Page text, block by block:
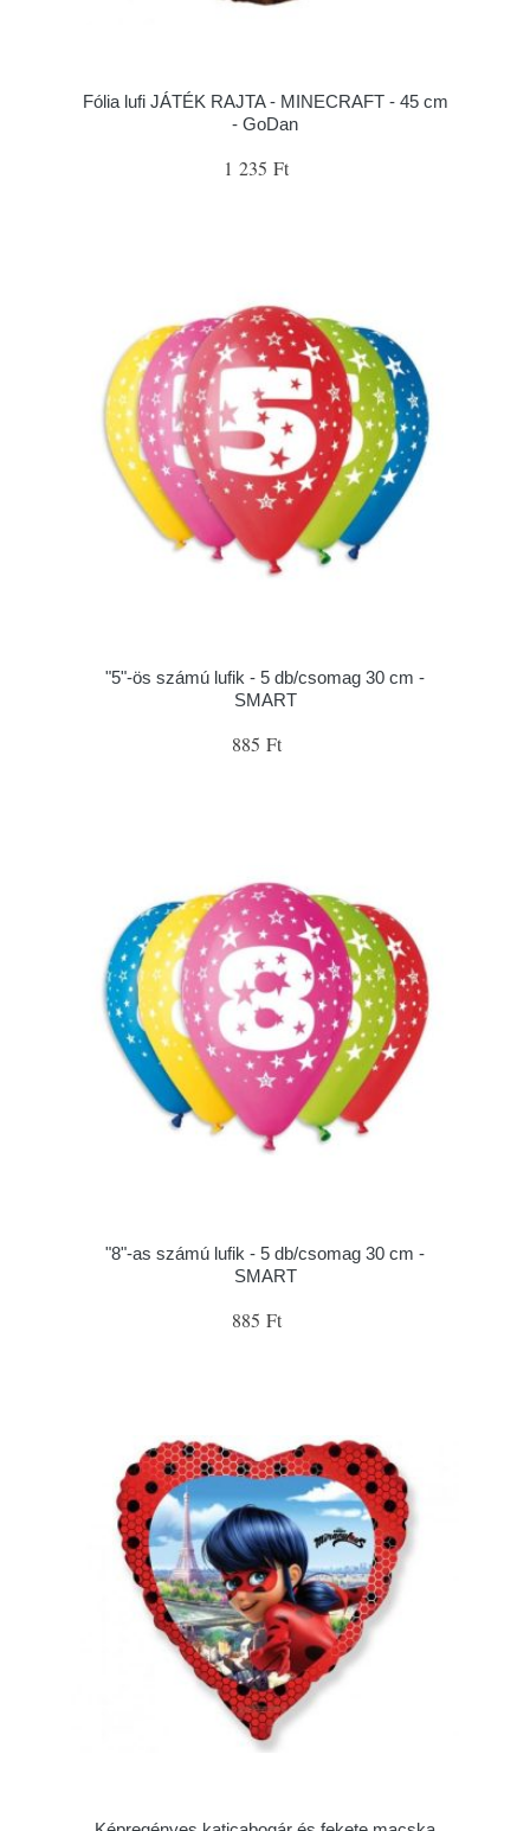
Fólia lufi JÁTÉK RAJTA - MINECRAFT - 45 cm
- GoDan
1 235 Ft
"5"-ös számú lufik - 5 db/csomag 30 cm -
SMART
885 Ft
"8"-as számú lufik - 5 db/csomag 30 cm -
SMART
885 Ft